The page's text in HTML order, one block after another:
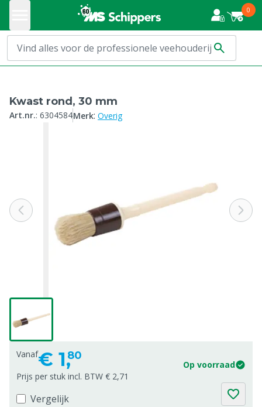
0
Kwast rond, 30 mm
Art.nr.: 6304584Merk: Overig
Vanaf€ 1,80
Op voorraad
Prijs per stuk incl. BTW € 2,71
Vergelijk